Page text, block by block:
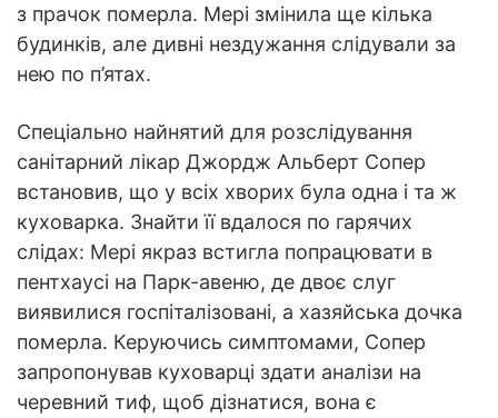
з прачок померла. Мері змінила ще кілька
будинків, але дивні нездужання слідували за
нею по п’ятах.
Спеціально найнятий для розслідування
санітарний лікар Джордж Альберт Сопер
встановив, що у всіх хворих була одна і та ж
куховарка. Знайти її вдалося по гарячих
слідах: Мері якраз встигла попрацювати в
пентхаусі на Парк-авеню, де двоє слуг
виявилися госпіталізовані, а хазяйська дочка
померла. Керуючись симптомами, Сопер
запропонував куховарці здати аналізи на
черевний тиф, щоб дізнатися, вона є